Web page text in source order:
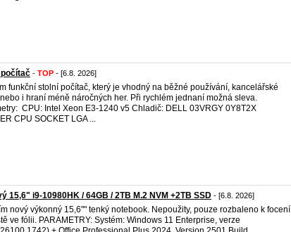
- TOP - [6.8. 2026]
funkční stolní počítač, který je vhodný na běžné používání, kancelářské
i hraní méně náročných her. Při rychlém jednaní možná sleva.
CPU: Intel Xeon E3-1240 v5 Chladič: DELL 03VRGY 0Y8T2X
CPU SOCKET LGA ...
15,6" i9-10980HK / 64GB / 2TB M.2 NVM +2TB SSD - [6.8. 2026]
nový výkonný 15,6"" tenký notebook. Nepoužity, pouze rozbaleno k focení
ve fólii. PARAMETRY: Systém: Windows 11 Enterprise, verze